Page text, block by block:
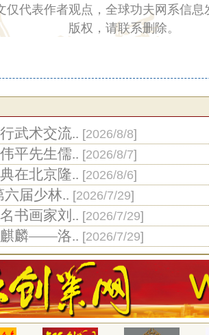
仅代表作者观点，全球功夫网系信
版权，请联系删除。
武术交流.. [2026/8/8]
平先生儒.. [2026/8/7]
在北京隆.. [2026/8/6]
六届少林.. [2026/7/29]
书画家刘.. [2026/7/29]
麒麟——洛.. [2026/7/29]